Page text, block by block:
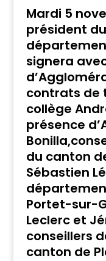
Mardi 5
président
signera
contrats de
collège
présence
du canton
Sébastien
Portet-sur-
Leclerc et
conseillers
canton de